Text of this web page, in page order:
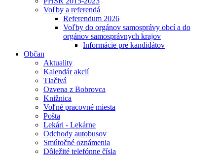
Voľby a referendá
Referendum 2026
Voľby do orgánov samosprávy obcí a do
orgánov samosprávnych krajov
Informácie pre kandidátov
Občan
Aktuality
Kalendár akcií
Tlačivá
Ozvena z Bobrovca
Knižnica
Voľné pracovné miesta
Pošta
Lekári - Lekárne
Odchody autobusov
Smútočné oznámenia
Dôležité telefónne čísla